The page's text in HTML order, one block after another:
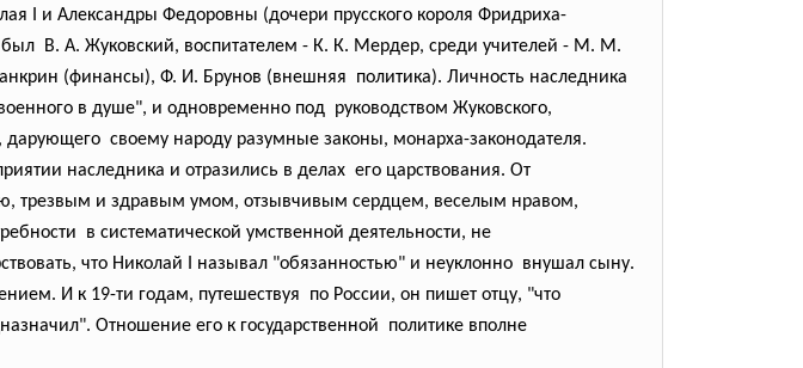
I и Александры Федоровны (дочери прусского короля Фридриха-
В. А. Жуковский, воспитателем - К. К. Мердер, среди учителей - М. М.
(финансы), Ф. И. Брунов (внешняя политика). Личность наследника
в душе", и одновременно под руководством Жуковского,
своему народу разумные законы, монарха-законодателя.
наследника и отразились в делах его царствования. От
трезвым и здравым умом, отзывчивым сердцем, веселым нравом,
в систематической умственной деятельности, не
что Николай I называл "обязанностью" и неуклонно внушал сыну.
И к 19-ти годам, путешествуя по России, он пишет отцу, "что
Отношение его к государственной политике вполне